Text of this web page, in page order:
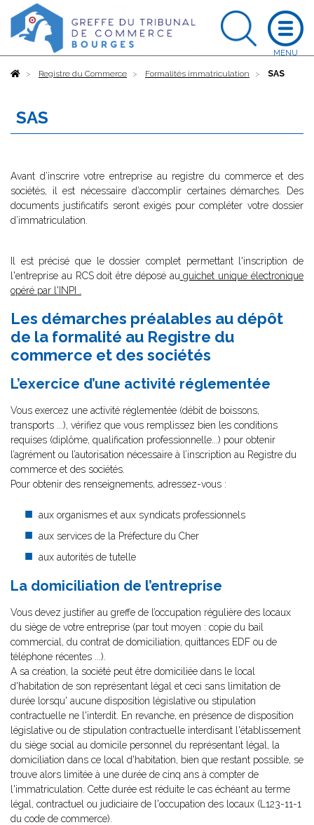
AccueilRegistre du Commerce Formalités immatriculation SAS
SAS
Avant d’inscrire votre entreprise au registre du commerce et des
sociétés, il est nécessaire d’accomplir certaines démarches. Des
documents justificatifs seront exigés pour compléter votre dossier
d’immatriculation.
Il est précisé que le dossier complet permettant l'inscription de
l'entreprise au RCS doit être déposé au guichet unique électronique
opéré par l'INPI
Les démarches préalables au dépôt
de la formalité au Registre du
commerce et des sociétés
L’exercice d’une activité réglementée
Vous exercez une activité réglementée (débit de boissons,
transports ...), vérifiez que vous remplissez bien les conditions
requises (diplôme, qualification professionnelle...) pour obtenir
l’agrément ou l’autorisation nécessaire à l’inscription au Registre du
commerce et des sociétés.
Pour obtenir des renseignements, adressez-vous :
aux organismes et aux syndicats professionnels
aux services de la Préfecture du Cher
aux autorités de tutelle
La domiciliation de l’entreprise
Vous devez justifier au greffe de l’occupation régulière des locaux
du siège de votre entreprise (par tout moyen : copie du bail
commercial, du contrat de domiciliation, quittances EDF ou de
téléphone récentes ...).
A sa création, la société peut être domiciliée dans le local
d'habitation de son représentant légal et ceci sans limitation de
durée lorsqu' aucune disposition législative ou stipulation
contractuelle ne l'interdit. En revanche, en présence de disposition
législative ou de stipulation contractuelle interdisant l'établissement
du siège social au domicile personnel du représentant légal, la
domiciliation dans ce local d'habitation, bien que restant possible, se
trouve alors limitée à une durée de cinq ans à compter de
l'immatriculation. Cette durée est réduite le cas échéant au terme
légal, contractuel ou judiciaire de l'occupation des locaux (L123-11-1
du code de commerce).